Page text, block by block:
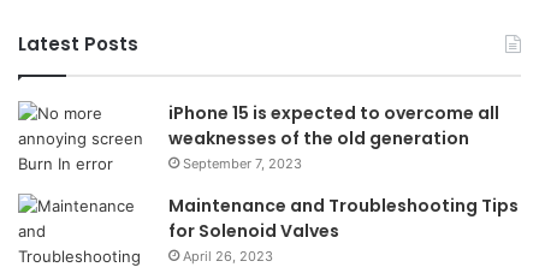
Latest Posts
iPhone 15 is expected to overcome all
weaknesses of the old generation
September 7, 2023
Maintenance and Troubleshooting Tips
for Solenoid Valves
April 26, 2023